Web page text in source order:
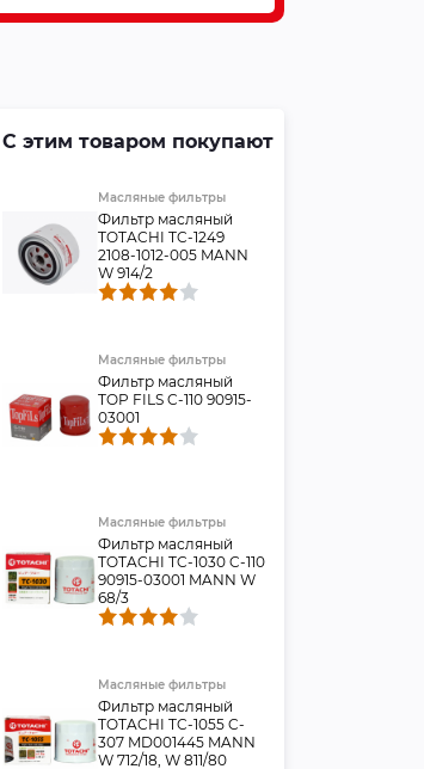
С этим товаром покупают
Масляные фильтры
Фильтр масляный
TOTACHI TC-1249
2108-1012-005 MANN
W 914/2
Масляные фильтры
Фильтр масляный
TOP FILS C-110 90915-
03001
Масляные фильтры
Фильтр масляный
TOTACHI TC-1030 C-110
90915-03001 MANN W
68/3
Масляные фильтры
Фильтр масляный
TOTACHI TC-1055 C-
307 MD001445 MANN
W 712/18, W 811/80